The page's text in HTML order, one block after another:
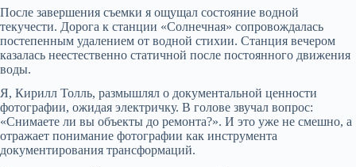
После завершения съемки я ощущал состояние водной
текучести. Дорога к станции «Солнечная» сопровождалась
постепенным удалением от водной стихии. Станция вечером
казалась неестественно статичной после постоянного движения
воды.
Я, Кирилл Толль, размышлял о документальной ценности
фотографии, ожидая электричку. В голове звучал вопрос:
«Снимаете ли вы объекты до ремонта?». И это уже не смешно, а
отражает понимание фотографии как инструмента
документирования трансформаций.